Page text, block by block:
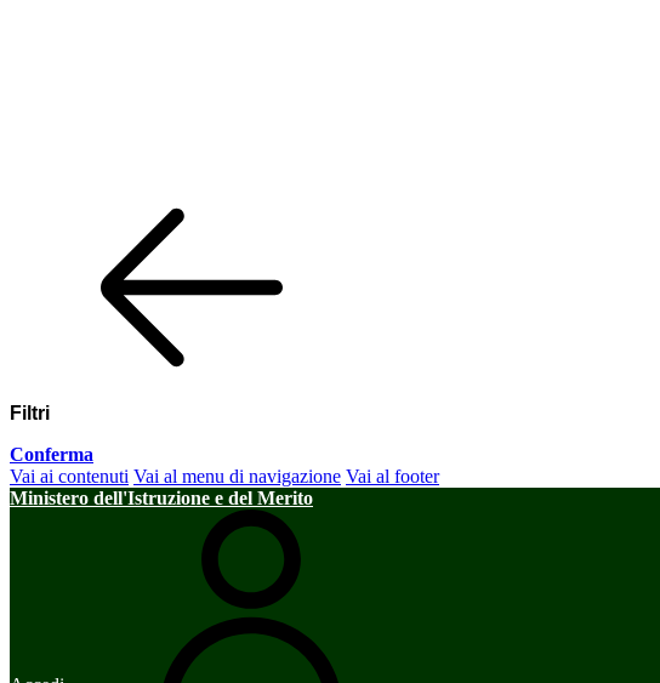
Filtri
Conferma
Vai ai contenuti Vai al menu di navigazione Vai al footer
Ministero dell'Istruzione e del Merito